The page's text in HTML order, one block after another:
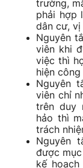
trường,
phải hợp
dân cư,
Nguyên
viên khi
việc thì
hiện
Nguyên
viên chỉ
trên duy
hảo thì
trách
Nguyên
được
kế